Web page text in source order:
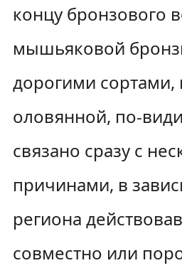
концу бронзового
мышьяковой
дорогими сортами,
оловянной, по-
связано сразу с
причинами, в
региона
совместно или